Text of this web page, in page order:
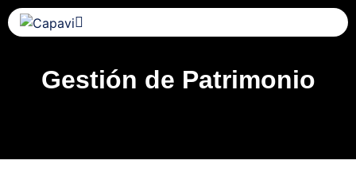
Gestión de Patrimonio